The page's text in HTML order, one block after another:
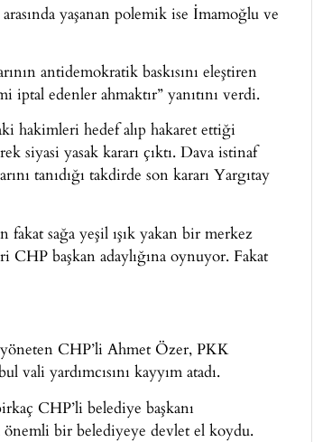
yaşanan polemik ise İmamoğlu ve
antidemokratik baskısını eleştiren
iptal edenler ahmaktır” yanıtını verdi.
hakimleri hedef alıp hakaret ettiği
siyasi yasak kararı çıktı. Dava istinaf
tanıdığı takdirde son kararı Yargıtay
sağa yeşil ışık yakan bir merkez
CHP başkan adaylığına oynuyor. Fakat
CHP’li Ahmet Özer, PKK
yardımcısını kayyım atadı.
CHP’li belediye başkanı
önemli bir belediyeye devlet el koydu.